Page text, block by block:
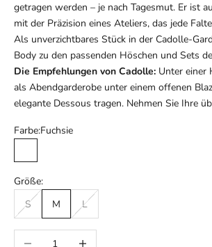
getragen werden – je nach Tagesmut. Er ist
mit der Präzision eines Ateliers, das jede
Als unverzichtbares Stück in der Cadolle-
Body zu den passenden Höschen und Sets
Die Empfehlungen von Cadolle: Unter einer
als Abendgarderobe unter einem offenen
elegante Dessous tragen. Nehmen Sie Ihre
Farbe:Fuchsie
Größe:
S
M L
Anzahl verringernAnzahl erhöhen